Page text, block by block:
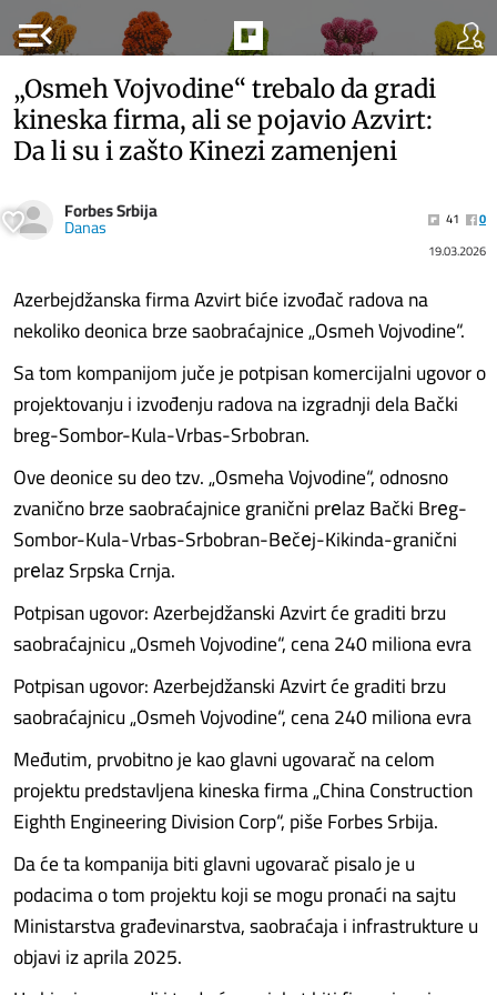
menu_open
„Osmeh Vojvodine“ trebalo da gradi
kineska firma, ali se pojavio Azvirt:
Da li su i zašto Kinezi zamenjeni
Forbes Srbija
Danas 41
0
19.03.2026
Azerbejdžanska firma Azvirt biće izvođač radova na
nekoliko deonica brze saobraćajnice „Osmeh Vojvodine“.
Sa tom kompanijom juče je potpisan komercijalni ugovor o
projektovanju i izvođenju radova na izgradnji dela Bački
breg-Sombor-Kula-Vrbas-Srbobran.
Ove deonice su deo tzv. „Osmeha Vojvodine“, odnosno
zvanično brze saobraćajnice granični prеlaz Bački Brеg-
Sombor-Kula-Vrbas-Srbobran-Bеčеj-Kikinda-granični
prеlaz Srpska Crnja.
Potpisan ugovor: Azerbejdžanski Azvirt će graditi brzu
saobraćajnicu „Osmeh Vojvodine“, cena 240 miliona evra
Potpisan ugovor: Azerbejdžanski Azvirt će graditi brzu
saobraćajnicu „Osmeh Vojvodine“, cena 240 miliona evra
Međutim, prvobitno je kao glavni ugovarač na celom
projektu predstavljena kineska firma „China Construction
Eighth Engineering Division Corp“, piše Forbes Srbija.
Da će ta kompanija biti glavni ugovarač pisalo je u
podacima o tom projektu koji se mogu pronaći na sajtu
Ministarstva građevinarstva, saobraćaja i infrastrukture u
objavi iz aprila 2025.